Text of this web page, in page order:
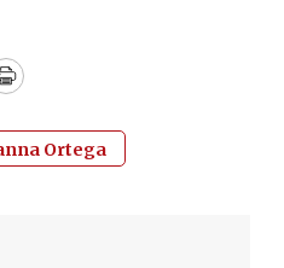
Print
Ortega